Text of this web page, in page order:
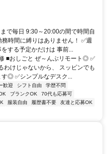
で毎日 9:30～20:00の間で時間自
時間に縛りはありません！ ✅週
する予定かだけは 事前...
■おしごと ぜ～んぶリモート◎ ✅
わけじゃないから、 スッピンでも
◎ ✅シンプルなデスク...
歓迎 シフト自由
学歴不問
ブランクOK
70代も応募可
服装自由 履歴書不要
友達と応募OK